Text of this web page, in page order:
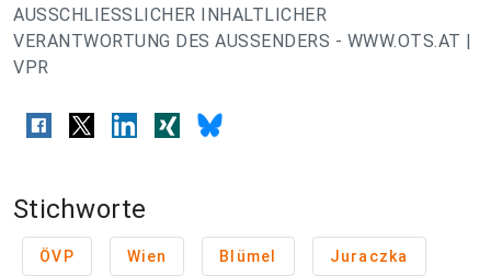
AUSSCHLIESSLICHER INHALTLICHER
VERANTWORTUNG DES AUSSENDERS - WWW.OTS.AT |
VPR
Stichworte
ÖVP Wien Blümel Juraczka